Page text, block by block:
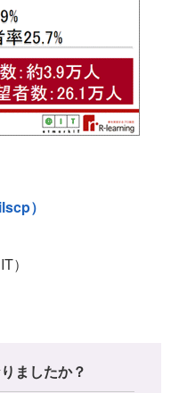
）
）
ましたか？